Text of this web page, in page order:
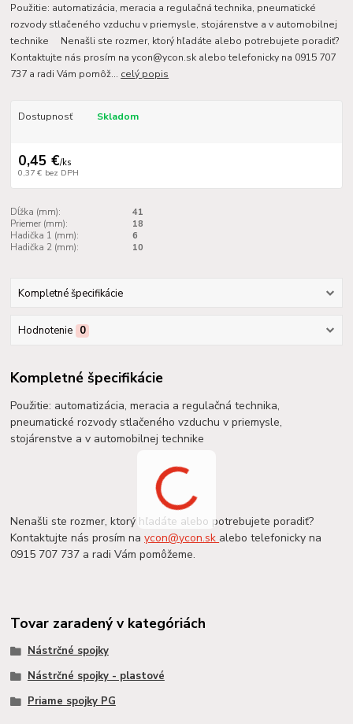
Použitie: automatizácia, meracia a regulačná technika, pneumatické
rozvody stlačeného vzduchu v priemysle, stojárenstve a v automobilnej
technike Nenašli ste rozmer, ktorý hľadáte alebo potrebujete poradiť?
Kontaktujte nás prosím na ycon@ycon.sk alebo telefonicky na 0915 707
737 a radi Vám pomôž... celý popis
Dostupnosť Skladom
0,45 €/ks
0,37 € bez DPH
Dĺžka (mm):
41
Priemer (mm):
18
Hadička 1 (mm):
6
Hadička 2 (mm):
10
Kompletné špecifikácie
Hodnotenie 0
Kompletné špecifikácie
Použitie: automatizácia, meracia a regulačná technika,
pneumatické rozvody stlačeného vzduchu v priemysle,
stojárenstve a v automobilnej technike
Nenašli ste rozmer, ktorý hľadáte alebo potrebujete poradiť?
Kontaktujte nás prosím naycon@ycon.sk alebo telefonicky na
0915 707 737 a radi Vám pomôžeme.
Tovar zaradený v kategóriách
Nástrčné spojky
Nástrčné spojky - plastové
Priame spojky PG